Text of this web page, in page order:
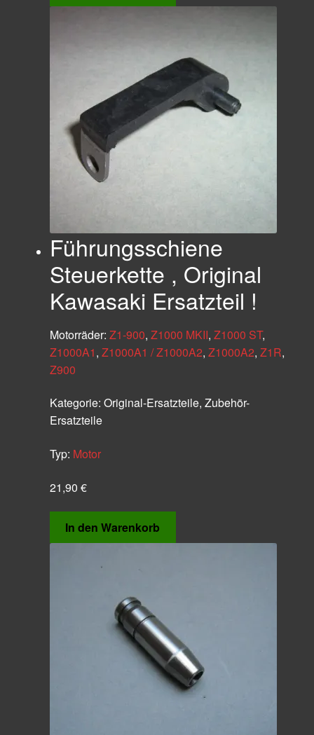
Führungsschiene
Steuerkette , Original
Kawasaki Ersatzteil !
Motorräder: Z1-900, Z1000 MKII, Z1000 ST,
Z1000A1, Z1000A1 / Z1000A2, Z1000A2, Z1R,
Z900
Kategorie: Original-Ersatzteile, Zubehör-
Ersatzteile
Typ: Motor
21,90 €
In den Warenkorb